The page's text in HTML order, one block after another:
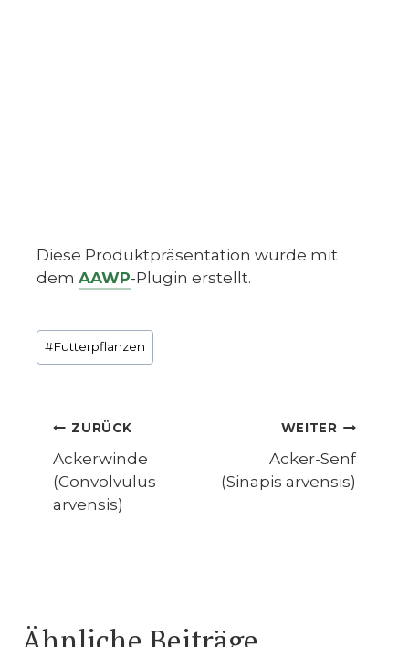
Diese Produktpräsentation wurde mit
dem AAWP-Plugin erstellt.
Schlagworte:
#Futterpflanzen
Beitragsnavigation
ZURÜCK
Ackerwinde
(Convolvulus
arvensis)
WEITER
Acker-Senf
(Sinapis arvensis)